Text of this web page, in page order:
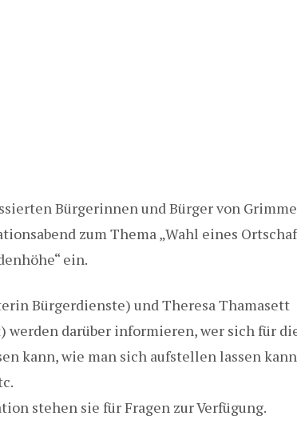
Bürgerinnen und Bürger von
zum Thema „Wahl eines
ein.
Bürgerdienste) und Theresa Thamasett
darüber informieren, wer sich für
kann, wie man sich aufstellen lassen
stehen sie für Fragen zur Verfügung.